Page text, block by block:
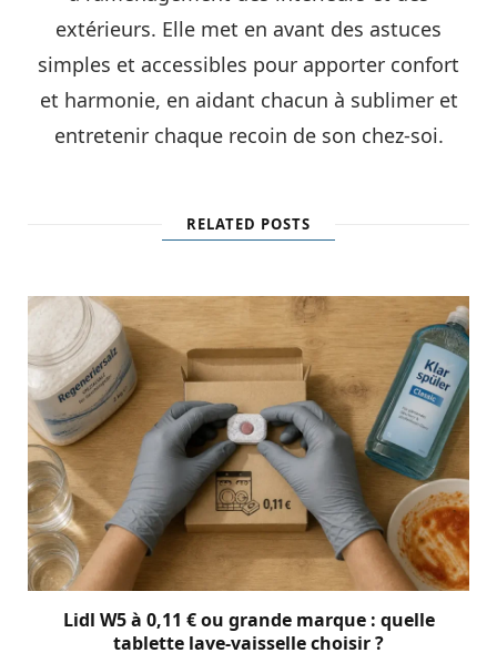
extérieurs. Elle met en avant des astuces
simples et accessibles pour apporter confort
et harmonie, en aidant chacun à sublimer et
entretenir chaque recoin de son chez-soi.
RELATED POSTS
Lidl W5 à 0,11 € ou grande marque : quelle
tablette lave-vaisselle choisir ?